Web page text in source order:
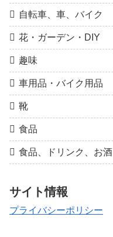
自転車、車、バイク
花・ガーデン・DIY
趣味
車用品・バイク用品
靴
食品
食品、ドリンク、お酒
サイト情報
プライバシーポリシー